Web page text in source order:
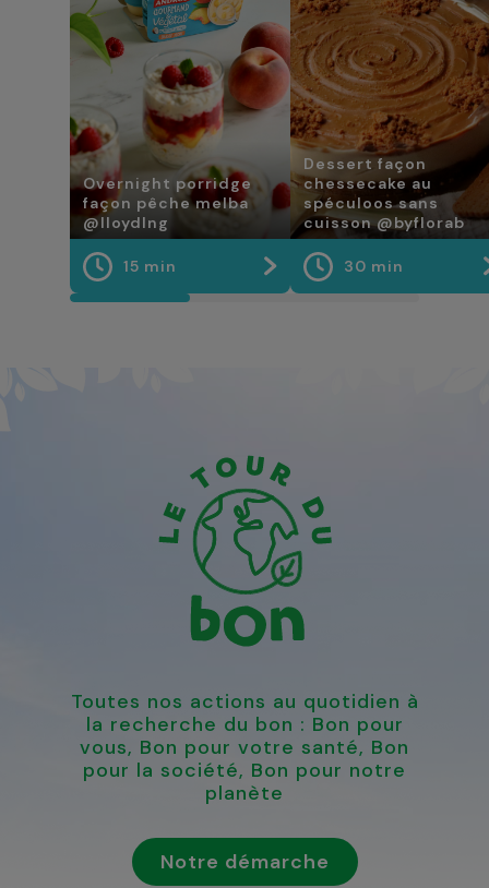
Overnight porridge
façon pêche melba
@lloydlng
15 min
Dessert façon
chessecake au
spéculoos sans
cuisson @byflorab
30 min
Toutes nos actions au quotidien à
la recherche du bon : Bon pour
vous, Bon pour votre santé, Bon
pour la société, Bon pour notre
planète
Notre démarche